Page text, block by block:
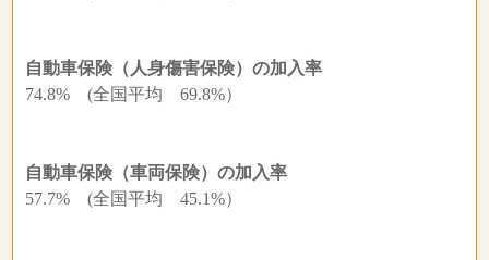
自動車保険（人身傷害保険）の加入率
74.8% (全国平均 69.8%）
自動車保険（車両保険）の加入率
57.7% (全国平均 45.1%）